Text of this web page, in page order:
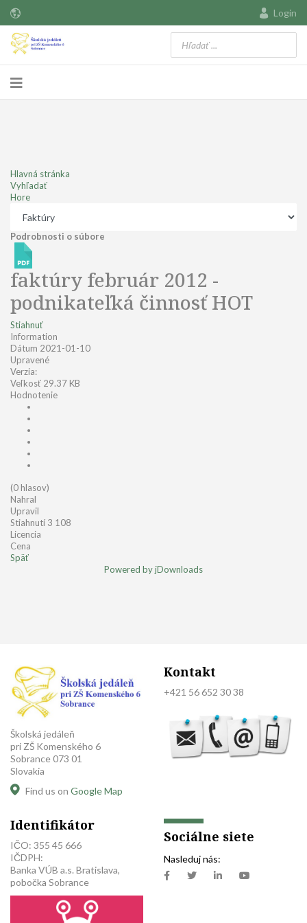
Login
Hlavná stránka
Vyhľadať
Hore
Podrobnosti o súbore
faktúry február 2012 -
podnikateľká činnosťHOT
Stiahnuť
Information
Dátum 2021-01-10
Upravené
Verzia:
Veľkosť 29.37 KB
Hodnotenie
(0 hlasov)
Nahral
Upravil
Stiahnutí 3 108
Licencia
Cena
Späť
Powered by jDownloads
Školská jedáleň
pri ZŠ Komenského 6
Sobrance 073 01
Slovakia
Find us on Google Map
Kontakt
+421 56 652 30 38
Identifikátor
IČO: 355 45 666
IČDPH:
Banka VÚB a.s. Bratislava,
pobočka Sobrance
Sociálne siete
Nasleduj nás: